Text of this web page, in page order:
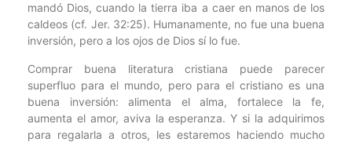
mandó Dios, cuando la tierra iba a caer en manos de los
caldeos (cf. Jer. 32:25). Humanamente, no fue una buena
inversión, pero a los ojos de Dios sí lo fue.
Comprar buena literatura cristiana puede parecer
superfluo para el mundo, pero para el cristiano es una
buena inversión: alimenta el alma, fortalece la fe,
aumenta el amor, aviva la esperanza. Y si la adquirimos
para regalarla a otros, les estaremos haciendo mucho